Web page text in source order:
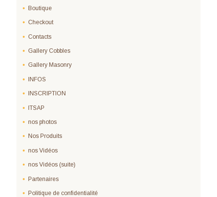
Boutique
Checkout
Contacts
Gallery Cobbles
Gallery Masonry
INFOS
INSCRIPTION
ITSAP
nos photos
Nos Produits
nos Vidéos
nos Vidéos (suite)
Partenaires
Politique de confidentialité